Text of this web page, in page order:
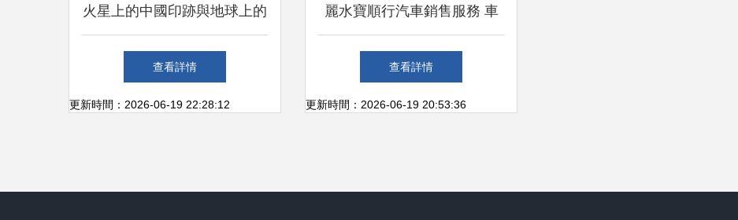
火星上的中國印跡與地球上的
堅實守護——從保定市建筑科
技教育中心看車底防護板的技
查看詳情
更新時間：2026-06-19 22:28:12
麗水寶順行汽車銷售服務 車
底防護板的重要價值與專業
(yè)選擇
查看詳情
更新時間：2026-06-19 20:53:36